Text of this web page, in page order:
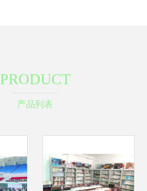
PRODUCT
产品列表